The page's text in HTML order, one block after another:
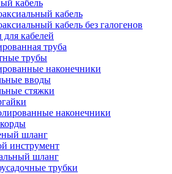
кабель
кабель
кабель без галогенов
кабелей
труба
трубы
наконечники
вводы
стяжки
наконечники
шланг
инструмент
шланг
трубки